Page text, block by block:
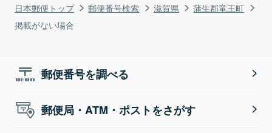
日本郵便トップ 郵便番号検索 滋賀県
蒲生郡竜王町
掲載がない場合
郵便番号を調べる
郵便局・ATM・ポストをさがす